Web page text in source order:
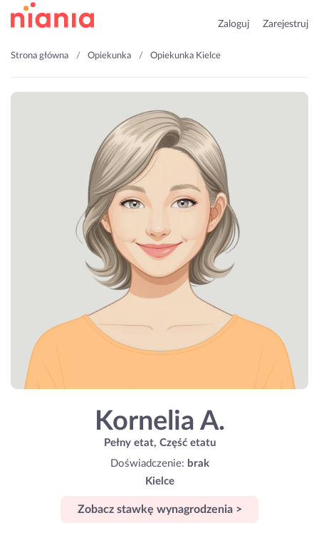
Zaloguj Zarejestruj
Strona główna Opiekunka Opiekunka Kielce
Kornelia A.
Pełny etat, Część etatu
Doświadczenie: brak
Kielce
Zobacz stawkę wynagrodzenia >